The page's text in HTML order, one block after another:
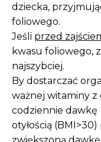
dziecka,
foliowego.
Jeśli przed
kwasu foliowego,
najszybciej.
By dostarczać
ważnej witaminy
codziennie dawkę
otyłością
zwiększoną